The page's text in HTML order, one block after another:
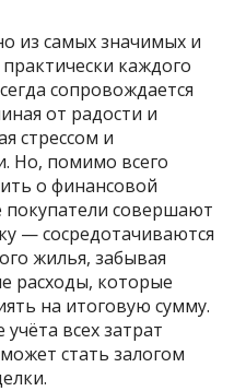
из самых значимых и
каждого
сопровождается
от радости и
стрессом и
Но, помимо всего
о финансовой
покупатели совершают
— сосредотачиваются
жилья, забывая
расходы, которые
на итоговую сумму.
всех затрат
стать залогом